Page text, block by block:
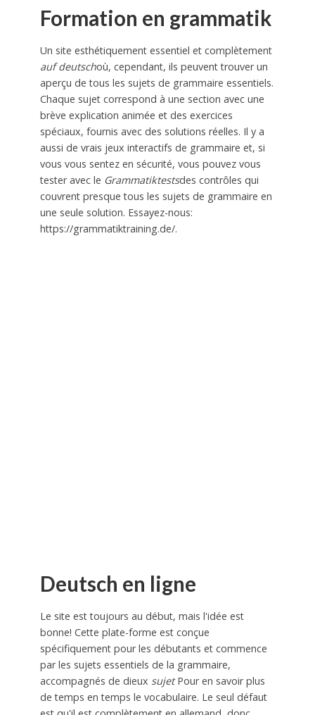
Formation en grammatik
Un site esthétiquement essentiel et complètement
auf deutschoù, cependant, ils peuvent trouver un
aperçu de tous les sujets de grammaire essentiels.
Chaque sujet correspond à une section avec une
brève explication animée et des exercices
spéciaux, fournis avec des solutions réelles. Il y a
aussi de vrais jeux interactifs de grammaire et, si
vous vous sentez en sécurité, vous pouvez vous
tester avec le Grammatiktestsdes contrôles qui
couvrent presque tous les sujets de grammaire en
une seule solution. Essayez-nous:
https://grammatiktraining.de/.
Deutsch en ligne
Le site est toujours au début, mais l'idée est
bonne! Cette plate-forme est conçue
spécifiquement pour les débutants et commence
par les sujets essentiels de la grammaire,
accompagnés de dieux sujetPour en savoir plus
de temps en temps le vocabulaire. Le seul défaut